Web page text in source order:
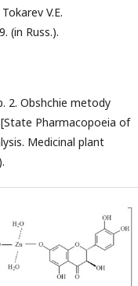
V.E.
(in Russ.).
2. Obshchie metody
Pharmacopoeia of
Medicinal plant